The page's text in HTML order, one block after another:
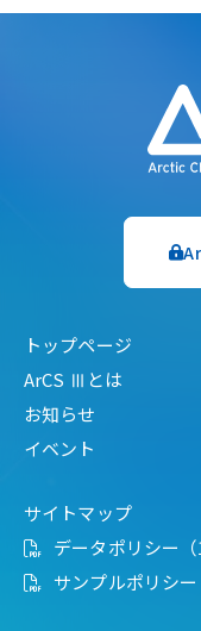
トップページ
ArCS Ⅲとは
お知らせ
イベント
サイトマップ
データポリシー（
サンプルポリシー